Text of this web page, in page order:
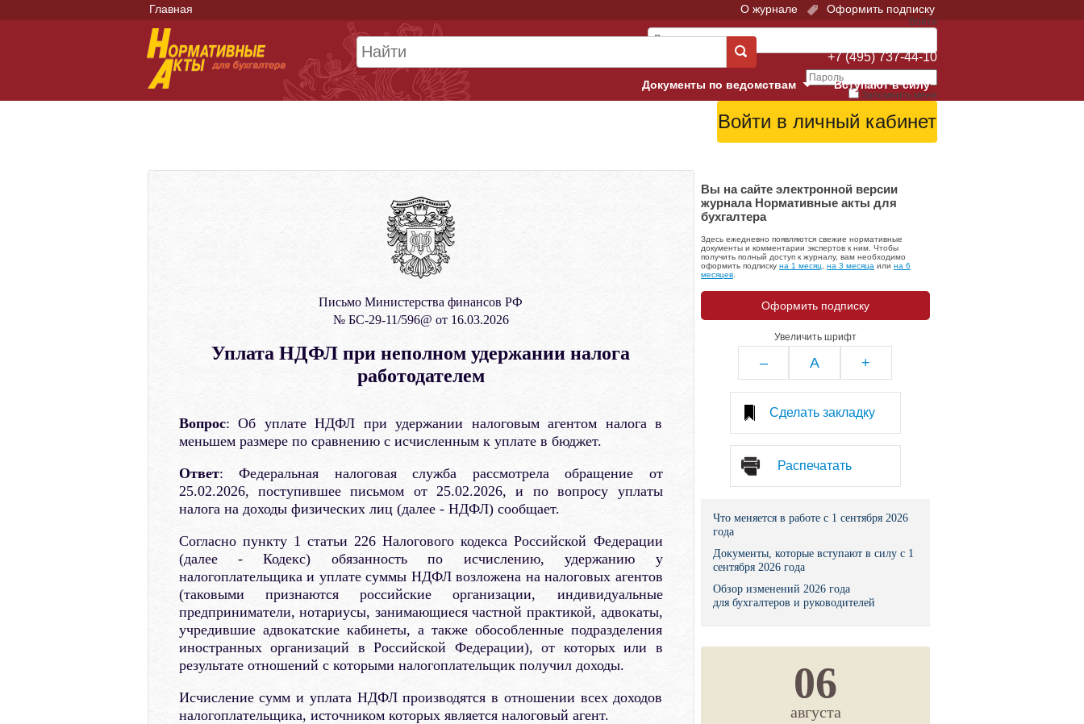
Главная О журнале Оформить подписку
Войти
Запомнить меня
+7 (495) 737-44-10
Вступают в силу
Документы по ведомствам
Арбитражные суды
Верховный Суд
Гострудинспекция в г. Москве
Конституционный Суд
Пенсионный фонд
Правительство
Президент: законы и указы
Социальный фонд России
Суд общей юрисдикции
Федеральная налоговая служба
Фонд социального страхования
Остальные ведомства
Письмо Министерства финансов РФ
№ БС-29-11/596@ от 16.03.2026
Уплата НДФЛ при неполном удержании налога
работодателем
Вопрос: Об уплате НДФЛ при удержании налоговым агентом налога в
меньшем размере по сравнению с исчисленным к уплате в бюджет.
Ответ: Федеральная налоговая служба рассмотрела обращение от
25.02.2026, поступившее письмом от 25.02.2026, и по вопросу уплаты
налога на доходы физических лиц (далее - НДФЛ) сообщает.
Согласно пункту 1 статьи 226 Налогового кодекса Российской Федерации
(далее - Кодекс) обязанность по исчислению, удержанию у
налогоплательщика и уплате суммы НДФЛ возложена на налоговых агентов
(таковыми признаются российские организации, индивидуальные
предприниматели, нотариусы, занимающиеся частной практикой, адвокаты,
учредившие адвокатские кабинеты, а также обособленные подразделения
иностранных организаций в Российской Федерации), от которых или в
результате отношений с которыми налогоплательщик получил доходы.
Исчисление сумм и уплата НДФЛ производятся в отношении всех доходов
налогоплательщика, источником которых является налоговый агент.
Вы на сайте электронной версии
журнала Нормативные акты для
бухгалтера
Здесь ежедневно появляются свежие нормативные
документы и комментарии экспертов к ним. Чтобы
получить полный доступ к журналу, вам необходимо
оформить подписку на 1 месяц, на 3 месяца или на 6
месяцев.
Оформить подписку
Увеличить шрифт
– A +
Сделать закладку
Распечатать
Что меняется в работе с 1 сентября 2026
года
Документы, которые вступают в силу с 1
сентября 2026 года
Обзор изменений 2026 года
для бухгалтеров и руководителей
06
августа